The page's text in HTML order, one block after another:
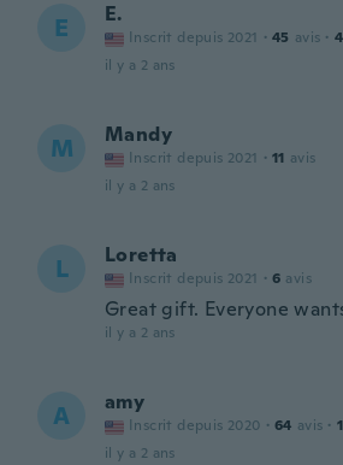
E E.
Inscrit depuis 2021 · 45 avis · 4
il y a 2 ans
M Mandy
Inscrit depuis 2021 · 11 avis
il y a 2 ans
L Loretta
Inscrit depuis 2021 · 6 avis
Great gift. Everyone
il y a 2 ans
A amy
Inscrit depuis 2020 · 64 avis · 1
il y a 2 ans